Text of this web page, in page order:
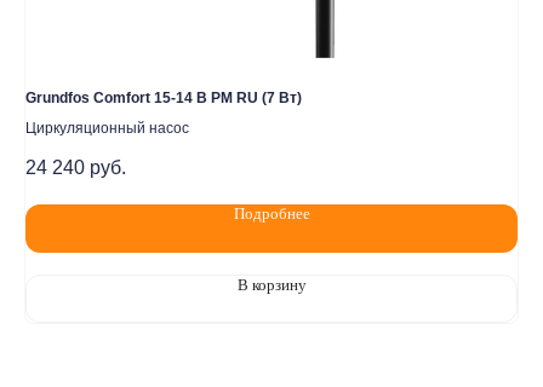
Grundfos Comfort 15-14 B PM RU (7 Вт)
Циркуляционный насос
24 240 руб.
Подробнее
В корзину